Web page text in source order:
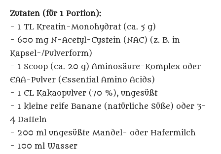
Zutaten (für 1 Portion):
- 1 TL Kreatin-Monohydrat (ca. 5 g)
- 600 mg N-Acetyl-Cystein (NAC) (z. B. in
Kapsel-/Pulverform)
- 1 Scoop (ca. 20 g) Aminosäure-Komplex oder
EAA-Pulver (Essential Amino Acids)
- 1 EL Kakaopulver (70 %), ungesüßt
- 1 kleine reife Banane (natürliche Süße) oder 3-
4 Datteln
- 200 ml ungesüßte Mandel- oder Hafermilch
- 100 ml Wasser